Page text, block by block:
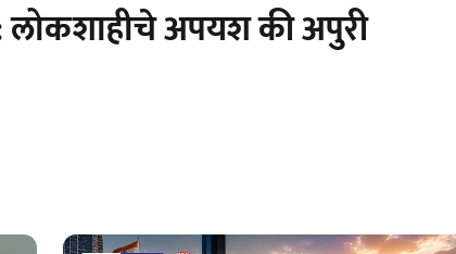
अपयश की अपुरी